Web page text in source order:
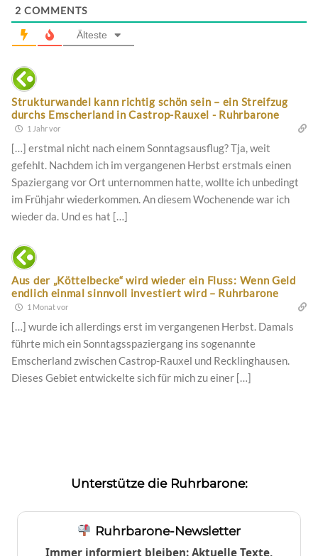
2 COMMENTS
Älteste
Strukturwandel kann richtig schön sein – ein Streifzug
durchs Emscherland in Castrop-Rauxel - Ruhrbarone
1 Jahr vor
[…] erstmal nicht nach einem Sonntagsausflug? Tja, weit
gefehlt. Nachdem ich im vergangenen Herbst erstmals einen
Spaziergang vor Ort unternommen hatte, wollte ich unbedingt
im Frühjahr wiederkommen. An diesem Wochenende war ich
wieder da. Und es hat […]
Aus der „Köttelbecke“ wird wieder ein Fluss: Wenn Geld
endlich einmal sinnvoll investiert wird – Ruhrbarone
1 Monat vor
[…] wurde ich allerdings erst im vergangenen Herbst. Damals
führte mich ein Sonntagsspaziergang ins sogenannte
Emscherland zwischen Castrop-Rauxel und Recklinghausen.
Dieses Gebiet entwickelte sich für mich zu einer […]
Unterstütze die Ruhrbarone:
Ruhrbarone-Newsletter
Immer informiert bleiben: Aktuelle Texte,